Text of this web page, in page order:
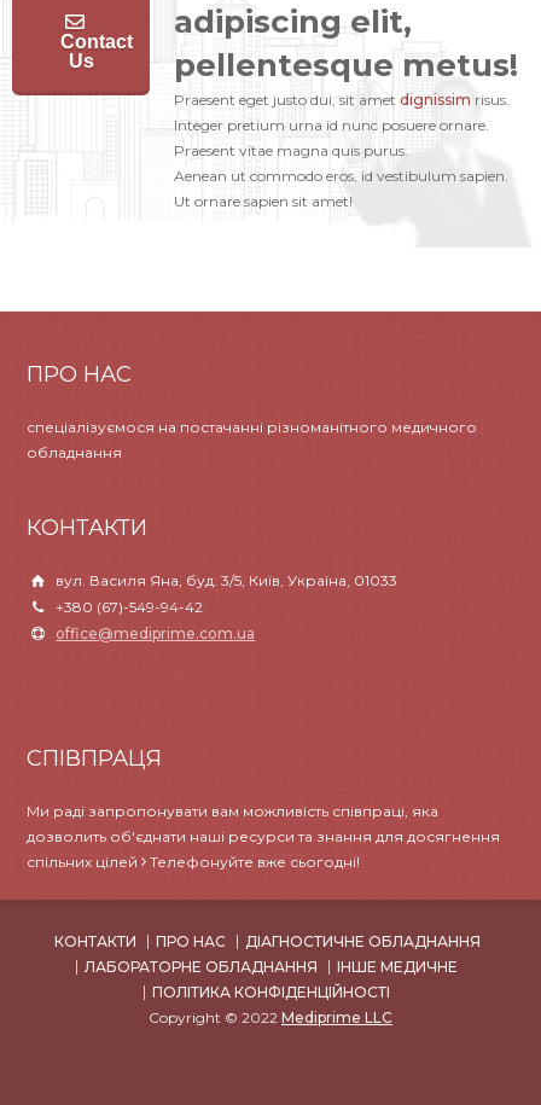
adipiscing elit,
pellentesque metus!
Praesent eget justo dui, sit ametdignissim risus.
Integer pretium urna id nunc posuere ornare.
Praesent vitae magna quis purus.
Aenean ut commodo eros, id vestibulum sapien.
Ut ornare sapien sit amet!
Contact
Us
ПРО НАС
спеціалізуємося на постачанні різноманітного медичного
обладнання
КОНТАКТИ
вул. Василя Яна, буд. 3/5, Київ, Україна, 01033
+380 (67)-549-94-42
office@mediprime.com.ua
СПІВПРАЦЯ
Ми раді запропонувати вам можливість співпраці, яка
дозволить об'єднати наші ресурси та знання для досягнення
спільних цілей Телефонуйте вже сьогодні!
КОНТАКТИ ПРО НАС
ДІАГНОСТИЧНЕ ОБЛАДНАННЯ
ЛАБОРАТОРНЕ ОБЛАДНАННЯ
ІНШЕ МЕДИЧНЕ
ПОЛІТИКА КОНФІДЕНЦІЙНОСТІ
Copyright © 2022 Mediprime LLC